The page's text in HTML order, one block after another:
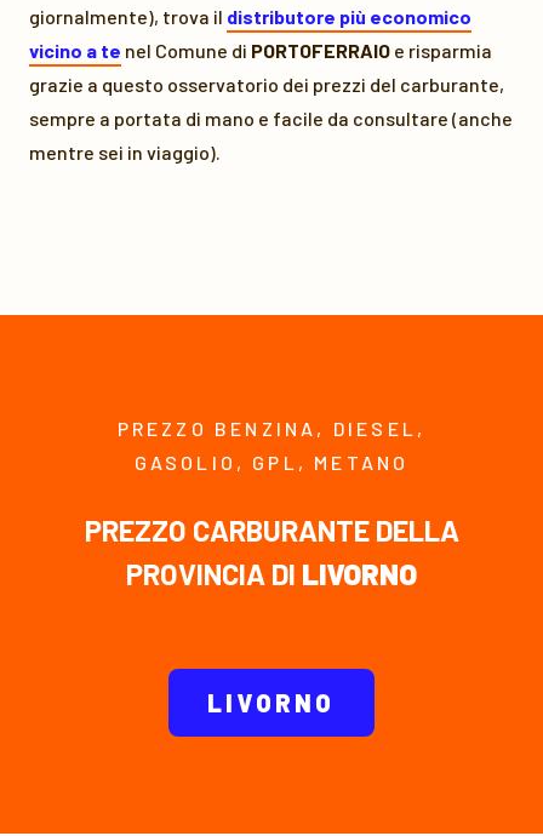
giornalmente), trova il distributore più economico
vicino a te nel Comune di PORTOFERRAIO e risparmia
grazie a questo osservatorio dei prezzi del carburante,
sempre a portata di mano e facile da consultare (anche
mentre sei in viaggio).
PREZZO BENZINA, DIESEL,
GASOLIO, GPL, METANO
PREZZO CARBURANTE DELLA
PROVINCIA DI LIVORNO
LIVORNO